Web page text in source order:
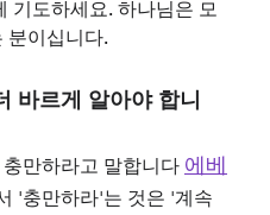
기도하세요. 하나님은 모
분이십니다.
바르게 알아야 합니
만하라고 말합니다 에베
'충만하라'는 것은 '계속